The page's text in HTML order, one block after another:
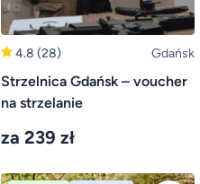
4.8 (28) Gdańsk
Strzelnica Gdańsk – voucher
na strzelanie
za 239 zł